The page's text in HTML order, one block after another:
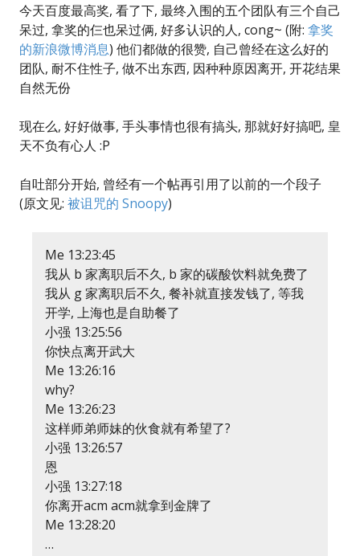
今天百度最高奖, 看了下, 最终入围的五个团队有三个自己
呆过, 拿奖的仨也呆过俩, 好多认识的人, cong~ (附: 拿奖
的新浪微博消息) 他们都做的很赞, 自己曾经在这么好的
团队, 耐不住性子, 做不出东西, 因种种原因离开, 开花结果
自然无份
现在么, 好好做事, 手头事情也很有搞头, 那就好好搞吧, 皇
天不负有心人 :P
自吐部分开始, 曾经有一个帖再引用了以前的一个段子
(原文见: 被诅咒的 Snoopy)
Me 13:23:45
我从 b 家离职后不久, b 家的碳酸饮料就免费了
我从 g 家离职后不久, 餐补就直接发钱了, 等我
开学, 上海也是自助餐了
小强 13:25:56
你快点离开武大
Me 13:26:16
why?
Me 13:26:23
这样师弟师妹的伙食就有希望了?
小强 13:26:57
恩
小强 13:27:18
你离开acm acm就拿到金牌了
Me 13:28:20
…